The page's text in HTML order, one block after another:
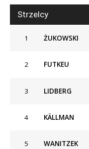
Strzelcy
1 ŻUKOWSKI
2 FUTKEU
3 LIDBERG
4 KÄLLMAN
5 WANITZEK